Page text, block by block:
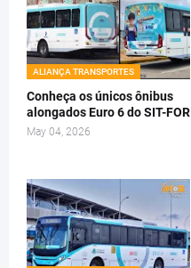
ALIANÇA TRANSPORTES
Conheça os únicos ônibus
alongados Euro 6 do SIT-FOR
May 04, 2026